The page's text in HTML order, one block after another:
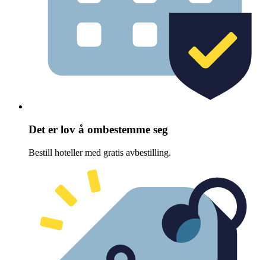
Det er lov å ombestemme seg
Bestill hoteller med gratis avbestilling.